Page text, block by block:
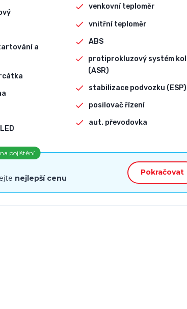
a
venkovní teploměr
vnitřní teploměr
ABS
protiprokluzový systém kol
(ASR)
stabilizace podvozku (ESP)
posilovač řízení
aut. převodovka
pojištění
nejlepší cenu
Pokračovat